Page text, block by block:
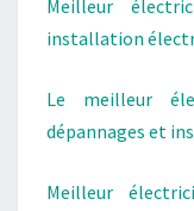
Meilleur
installation
Le meilleur
dépannages et
Meilleur